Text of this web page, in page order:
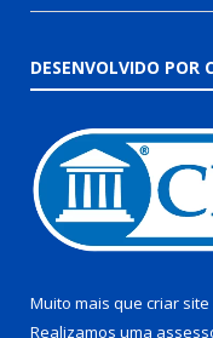
DESENVOLVIDO POR
Muito mais que criar site
Realizamos uma